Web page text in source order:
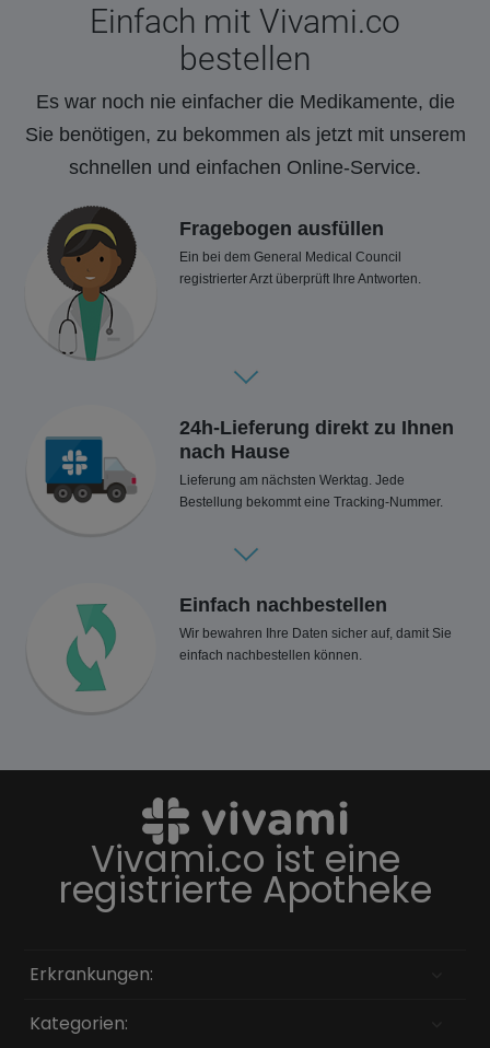
Einfach mit Vivami.co
bestellen
Es war noch nie einfacher die Medikamente, die
Sie benötigen, zu bekommen als jetzt mit unserem
schnellen und einfachen Online-Service.
Fragebogen ausfüllen
Ein bei dem General Medical Council
registrierter Arzt überprüft Ihre Antworten.
24h-Lieferung direkt zu Ihnen
nach Hause
Lieferung am nächsten Werktag. Jede
Bestellung bekommt eine Tracking-Nummer.
Einfach nachbestellen
Wir bewahren Ihre Daten sicher auf, damit Sie
einfach nachbestellen können.
Vivami.co ist eine
registrierte Apotheke
Erkrankungen:
Kategorien: